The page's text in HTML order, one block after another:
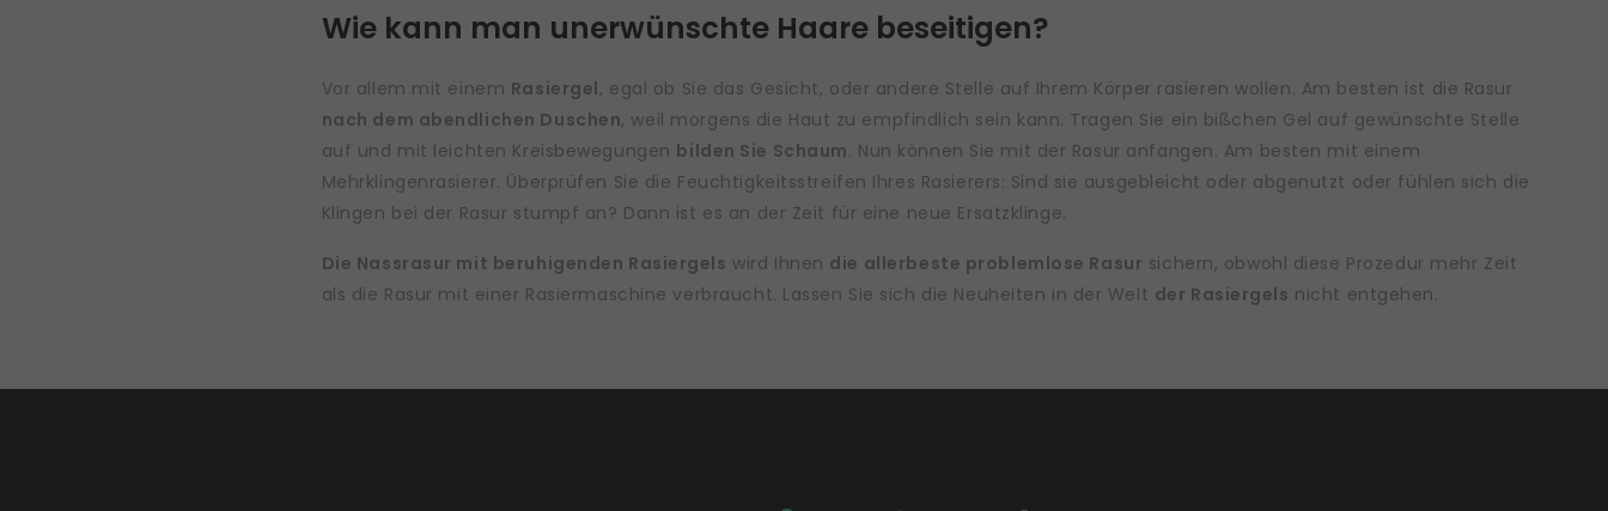
Wie kann man unerwünschte Haare beseitigen?
Vor allem mit einem Rasiergel, egal ob Sie das Gesicht, oder andere Stelle auf Ihrem Körper rasieren wollen. Am besten ist die Rasur
nach dem abendlichen Duschen, weil morgens die Haut zu empfindlich sein kann. Tragen Sie ein bißchen Gel auf gewünschte Stelle
auf und mit leichten Kreisbewegungen bilden Sie Schaum. Nun können Sie mit der Rasur anfangen. Am besten mit einem
Mehrklingenrasierer. Überprüfen Sie die Feuchtigkeitsstreifen Ihres Rasierers: Sind sie ausgebleicht oder abgenutzt oder fühlen sich die
Klingen bei der Rasur stumpf an? Dann ist es an der Zeit für eine neue Ersatzklinge.
Die Nassrasur mit beruhigenden Rasiergels wird Ihnen die allerbeste problemlose Rasur sichern, obwohl diese Prozedur mehr Zeit
als die Rasur mit einer Rasiermaschine verbraucht. Lassen Sie sich die Neuheiten in der Welt der Rasiergels nicht entgehen.